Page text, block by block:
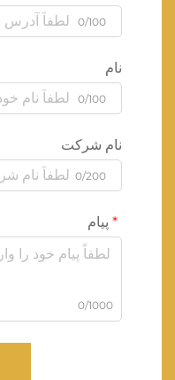
0/100
نام
0/100
نام شرکت
0/200
پیام
0/1000